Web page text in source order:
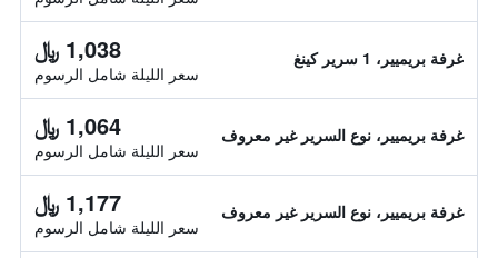
غرفة بريميير، 1 سرير كينغ 1,038 ﷼
سعر الليلة شامل الرسوم
غرفة بريميير، نوع السرير غير معروف 1,064 ﷼
سعر الليلة شامل الرسوم
غرفة بريميير، نوع السرير غير معروف 1,177 ﷼
سعر الليلة شامل الرسوم